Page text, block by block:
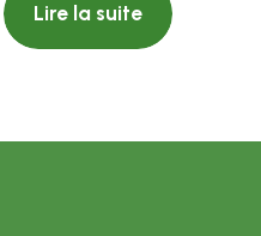
Lire la suite